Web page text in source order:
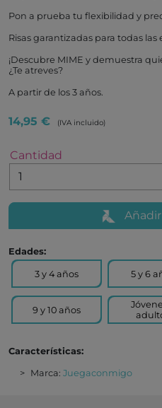
Pon a prueba tu flexibilidad y
Risas garantizadas para todas las
¡Descubre MIME y demuestra
¿Te atreves?
A partir de los 3 años.
14,95 € (IVA incluido)
Cantidad
Edades:
3 y 4 años 5 y 6
9 y 10 años
Características:
Marca: Juegaconmigo